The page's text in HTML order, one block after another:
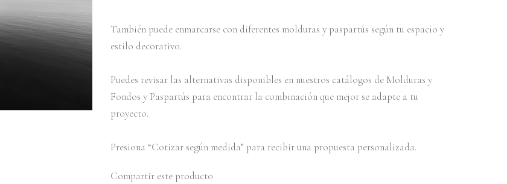
También puede enmarcarse con diferentes molduras y paspartús según tu espacio y
estilo decorativo.
Puedes revisar las alternativas disponibles en nuestros catálogos de Molduras y
Fondos y Paspartús para encontrar la combinación que mejor se adapte a tu
proyecto.
Presiona “Cotizar según medida” para recibir una propuesta personalizada.
Compartir este producto